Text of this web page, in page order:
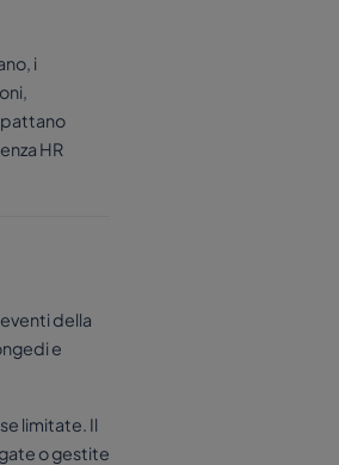
i
HR
della
e
limitate. Il
o gestite